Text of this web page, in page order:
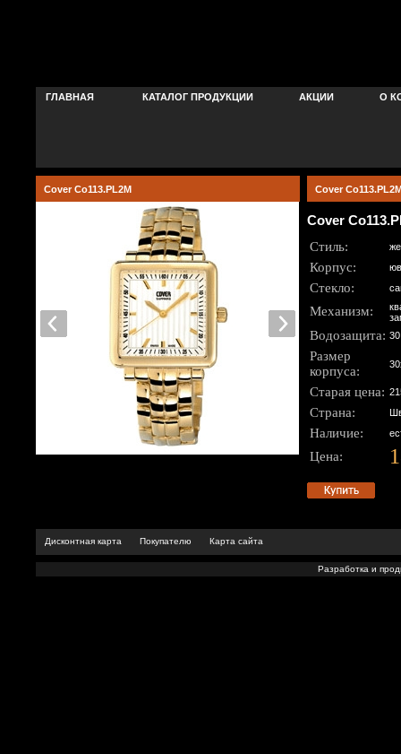
ГЛАВНАЯ КАТАЛОГ ПРОДУКЦИИ АКЦИИ О
Cover Co113.PL2M Cover
Cover
Стиль:
Корпус:
Стекло:
Механизм:
Водозащита:
Размер
корпуса:
Старая цена:
Страна:
Наличие:
Цена:
Дисконтная карта Покупателю Карта сайта
Разработка и